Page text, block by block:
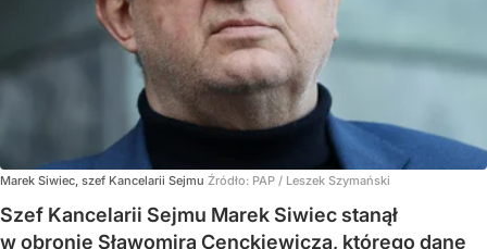
Marek Siwiec, szef Kancelarii Sejmu Źródło: PAP / Leszek Szymański
Szef Kancelarii Sejmu Marek Siwiec stanął
w obronie Sławomira Cenckiewicza, którego dane